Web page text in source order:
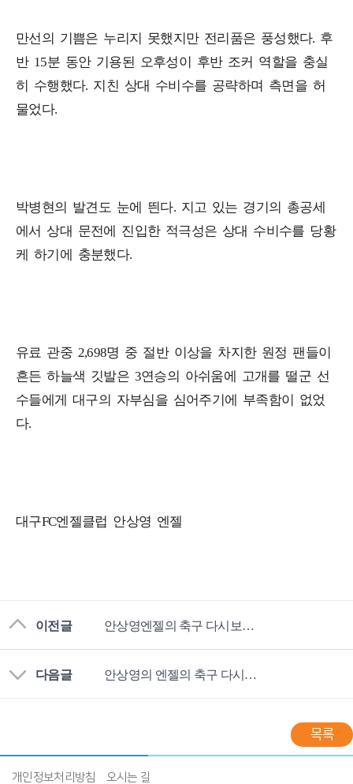
만선의 기쁨은 누리지 못했지만 전리품은 풍성했다. 후
반 15분 동안 기용된 오후성이 후반 조커 역할을 충실
히 수행했다. 지친 상대 수비수를 공략하며 측면을 허
물었다.
박병현의 발견도 눈에 띈다. 지고 있는 경기의 총공세
에서 상대 문전에 진입한 적극성은 상대 수비수를 당황
케 하기에 충분했다.
유료 관중 2,698명 중 절반 이상을 차지한 원정 팬들이
흔든 하늘색 깃발은 3연승의 아쉬움에 고개를 떨군 선
수들에게 대구의 자부심을 심어주기에 부족함이 없었
다.
대구FC엔젤클럽 안상영 엔젤
이전글 안상영엔젤의 축구 다시보기-대구FC 29R 포항전
다음글 안상영의 엔젤의 축구 다시보기-대구FC 27R 강원전
목록
개인정보처리방침 오시는 길